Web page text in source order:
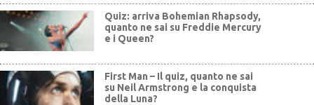
Quiz: arriva Bohemian Rhapsody,
quanto ne sai su Freddie Mercury
e i Queen?
First Man – Il quiz, quanto ne sai
su Neil Armstrong e la conquista
della Luna?